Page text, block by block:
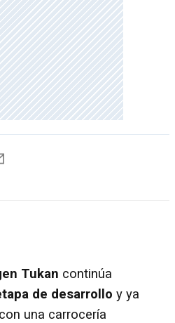
Tukan continúa
de desarrollo y ya
una carrocería